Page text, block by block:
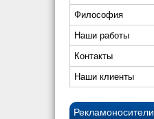
Философия
Наши работы
Контакты
Наши клиенты
Рекламоносители